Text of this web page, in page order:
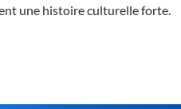
une histoire culturelle forte.